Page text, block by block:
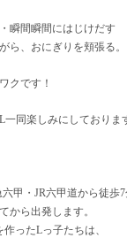
瞬間瞬間にはじけだす
ら、おにぎりを頬張る。
クです！
同楽しみにしておりま
甲・JR六甲道から徒歩7
から出発します。
ったLっ子たちは、